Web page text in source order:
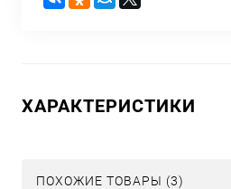
ХАРАКТЕРИСТИКИ
ПОХОЖИЕ ТОВАРЫ (3)